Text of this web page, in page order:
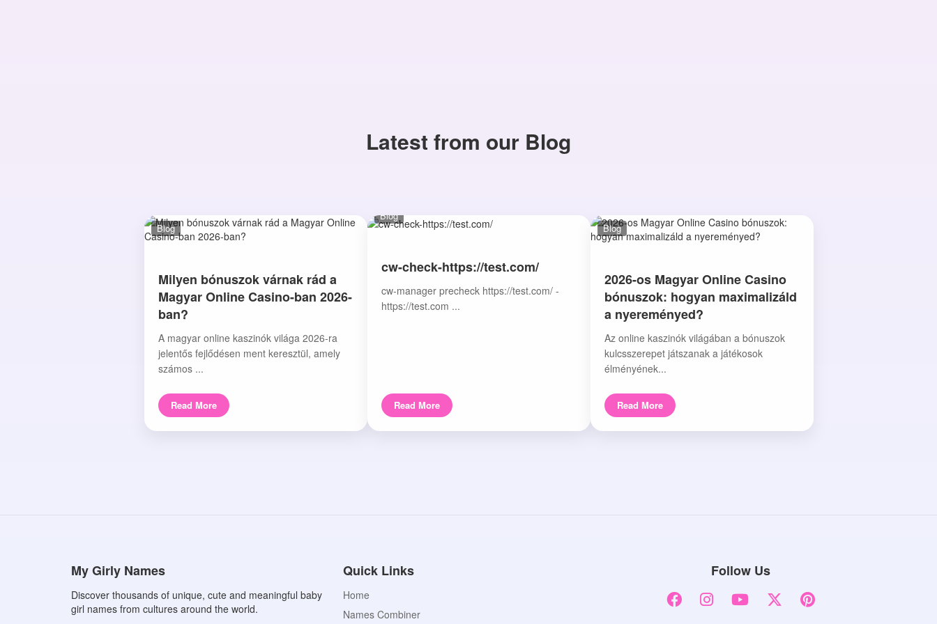
Latest from our Blog
Blog
Milyen bónuszok várnak rád a
Magyar Online Casino-ban 2026-
ban?
A magyar online kaszinók világa 2026-ra
jelentős fejlődésen ment keresztül, amely
számos ...
Read More
Blog
cw-check-https://test.com/
cw-manager precheck https://test.com/ -
https://test.com ...
Read More
Blog
2026-os Magyar Online Casino
bónuszok: hogyan maximalizáld
a nyereményed?
Az online kaszinók világában a bónuszok
kulcsszerepet játszanak a játékosok
élményének...
Read More
My Girly Names
Discover thousands of unique, cute and meaningful baby
girl names from cultures around the world.
Quick Links
Home
Names Combiner
Follow Us